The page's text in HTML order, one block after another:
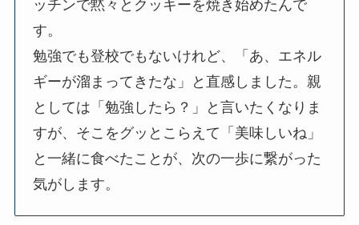
ッチンで黙々とクッキーを焼き始めたんで
す。
勉強でも登校でもないけれど、「あ、エネル
ギーが溜まってきたな」と直感しました。親
としては「勉強したら？」と言いたくなりま
すが、そこをグッとこらえて「美味しいね」
と一緒に食べたことが、次の一歩に繋がった
気がします。